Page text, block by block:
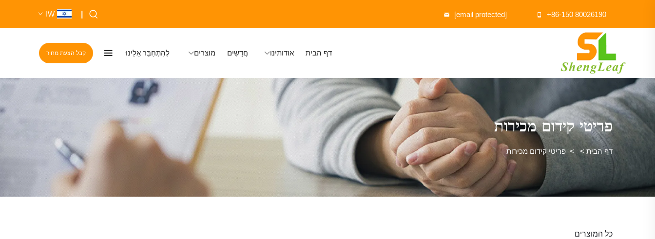
+86-150 80026190
[email protected]
IW
דף הבית אודותינו חֲדָשִים מוצרים לְהִתְחַבֵּר אֵלֵינוּ קבל הצעת מחיר
פריטי קידום מכירות
דף הבית >
> פריטי קידום מכירות
כל המוצרים